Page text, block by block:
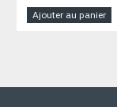
Ajouter au panier